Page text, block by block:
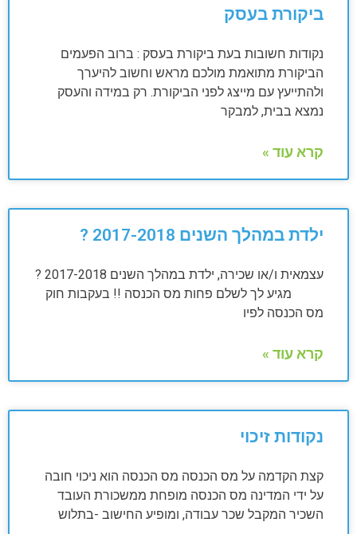
ביקורת בעסק
נקודות חשובות בעת ביקורת בעסק : ברוב הפעמים
הביקורת מתואמת מולכם מראש וחשוב להיערך
ולהתייעץ עם מייצג לפני הביקורת. רק במידה והעסק
נמצא בבית, למבקר
קרא עוד »
ילדת במהלך השנים 2017-2018 ?
עצמאית ו/או שכירה, ילדת במהלך השנים 2017-2018 ?
מגיע לך לשלם פחות מס הכנסה !! בעקבות חוק
מס הכנסה לפיו
קרא עוד »
נקודות זיכוי
קצת הקדמה על מס הכנסה מס הכנסה הוא ניכוי חובה
על ידי המדינה מס הכנסה מופחת ממשכורת העובד
השכיר המקבל שכר עבודה, ומופיע החישוב -בתלוש